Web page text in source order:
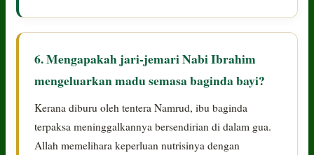
6. Mengapakah jari-jemari Nabi Ibrahim
mengeluarkan madu semasa baginda bayi?
Kerana diburu oleh tentera Namrud, ibu baginda
terpaksa meninggalkannya bersendirian di dalam gua.
Allah memelihara keperluan nutrisinya dengan